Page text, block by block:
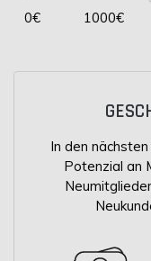
0€ 1000€
In den
Potenzial an